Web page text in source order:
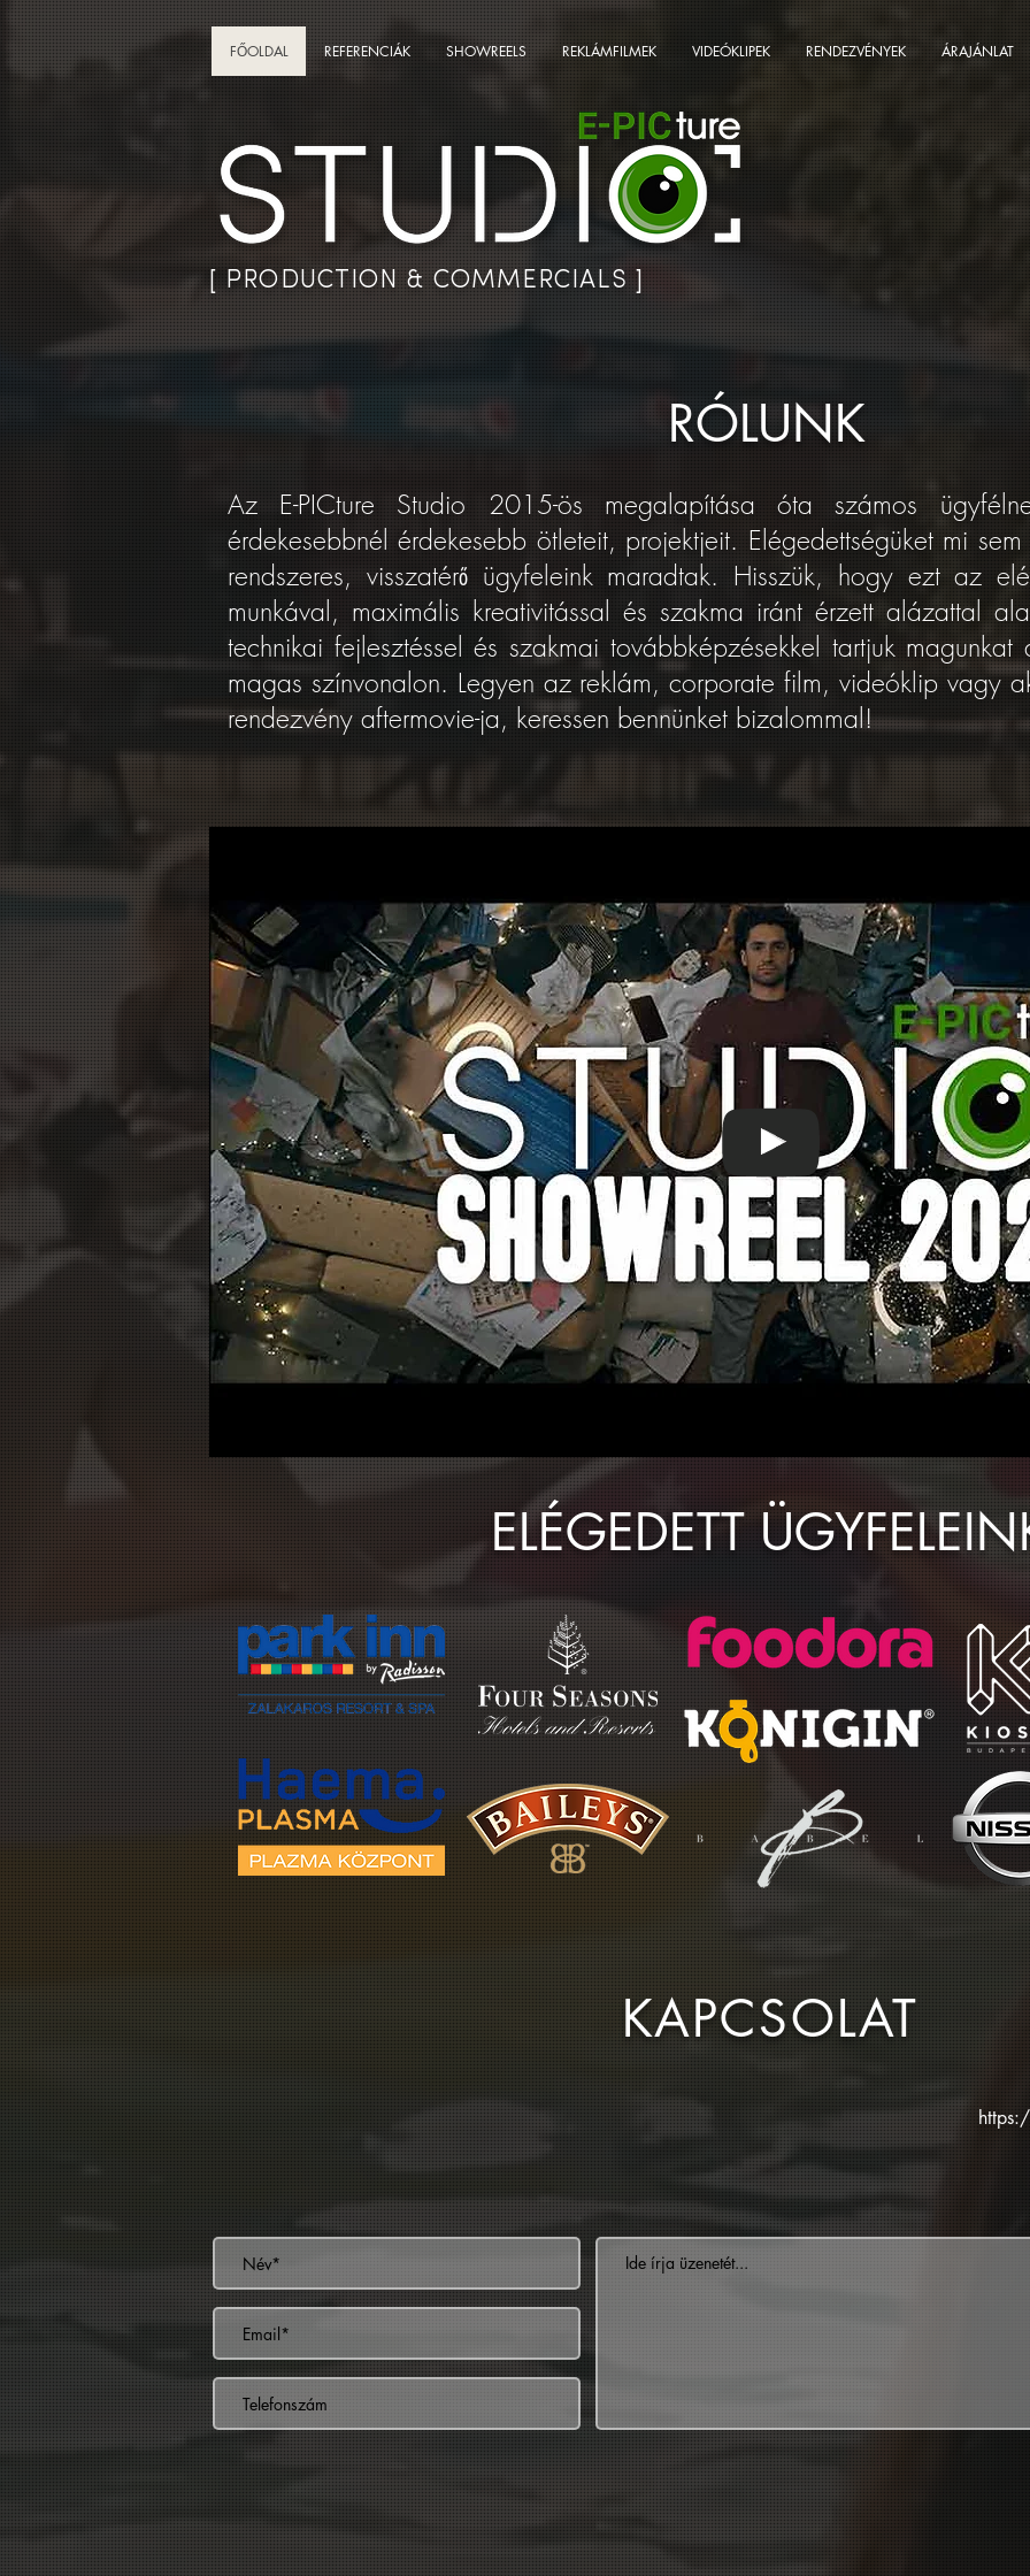
FŐOLDAL REFERENCIÁK SHOWREELS REKLÁMFILMEK VIDEÓKLIPEK RENDEZVÉNYEK ÁRAJÁNLAT
[ PRODUCTION & COMMERCIALS ]
RÓLUNK
Az E-PICture Studio 2015-ös megalapítása óta számos
érdekesebbnél érdekesebb ötleteit, projektjeit. Elégedettségüket mi
rendszeres, visszatérő ügyfeleink maradtak. Hisszük, hogy ezt az
munkával, maximális kreativitással és szakma iránt érzett alázattal
technikai fejlesztéssel és szakmai továbbképzésekkel tartjuk
magas színvonalon. Legyen az reklám, corporate film, videóklip vagy
rendezvény aftermovie-ja, keressen bennünket bizalommal!
ELÉGEDETT
KAPCSOLAT